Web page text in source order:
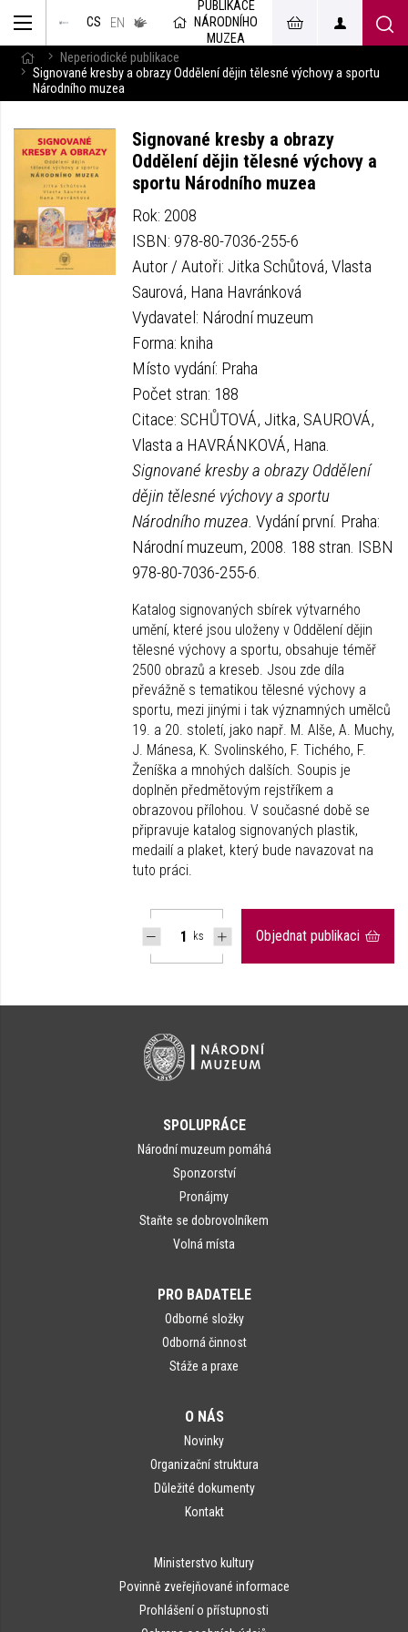
CS EN
v českém
jazyce
PUBLIKACE
NÁRODNÍHO
MUZEA
Neperiodické publikace
Signované kresby a obrazy Oddělení dějin tělesné výchovy a sportu
Národního muzea
Signované kresby a obrazy
Oddělení dějin tělesné výchovy a
sportu Národního muzea
Rok: 2008
ISBN: 978-80-7036-255-6
Autor / Autoři: Jitka Schůtová, Vlasta
Saurová, Hana Havránková
Vydavatel: Národní muzeum
Forma: kniha
Místo vydání: Praha
Počet stran: 188
Citace: SCHŮTOVÁ, Jitka, SAUROVÁ,
Vlasta a HAVRÁNKOVÁ, Hana.
Signované kresby a obrazy Oddělení
dějin tělesné výchovy a sportu
Národního muzea. Vydání první. Praha:
Národní muzeum, 2008. 188 stran. ISBN
978-80-7036-255-6.
Katalog signovaných sbírek výtvarného
umění, které jsou uloženy v Oddělení dějin
tělesné výchovy a sportu, obsahuje téměř
2500 obrazů a kreseb. Jsou zde díla
převážně s tematikou tělesné výchovy a
sportu, mezi jinými i tak významných umělců
19. a 20. století, jako např. M. Alše, A. Muchy,
J. Mánesa, K. Svolinského, F. Tichého, F.
Ženíška a mnohých dalších. Soupis je
doplněn předmětovým rejstříkem a
obrazovou přílohou. V současné době se
připravuje katalog signovaných plastik,
medailí a plaket, který bude navazovat na
tuto práci.
ks Objednat publikaci
SPOLUPRÁCE
Národní muzeum pomáhá
Sponzorství
Pronájmy
Staňte se dobrovolníkem
Volná místa
PRO BADATELE
Odborné složky
Odborná činnost
Stáže a praxe
O NÁS
Novinky
Organizační struktura
Důležité dokumenty
Kontakt
Ministerstvo kultury
Povinně zveřejňované informace
Prohlášení o přístupnosti